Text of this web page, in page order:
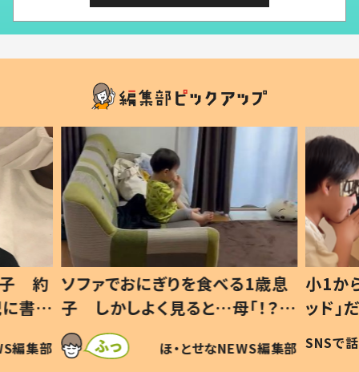
歳息
？」
編集部
小1から不登校、息子は「ギフテ
ッド」だった 父が“ウチ給食”を
作り続ける理由とは #令和の親
#令和の子
SNSで話題 ほ・とせなNEWS編集部
ひ孫
が、抱
「涙
い」